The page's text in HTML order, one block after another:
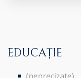
EDUCAȚIE
(neprecizate)